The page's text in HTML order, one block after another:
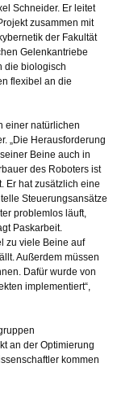
Schneider. Er leitet
zusammen mit
der Fakultät
Gelenkantriebe
die biologisch
flexibel an die
einer natürlichen
„Die Herausforderung
Beine auch in
des Roboters ist
Er hat zusätzlich eine
Steuerungsansätze
problemlos läuft,
Paskarbeit.
zu viele Beine auf
Außerdem müssen
Dafür wurde von
implementiert“,
an der Optimierung
kommen